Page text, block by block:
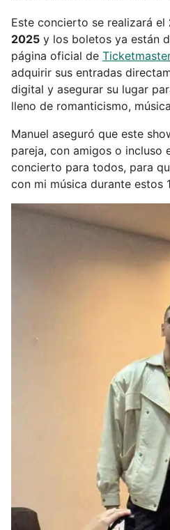
Este concierto se realizará el
2025 y los boletos ya están
página oficial de Ticketmaster
adquirir sus entradas
digital y asegurar su lugar
lleno de romanticismo,
Manuel aseguró que este
pareja, con amigos o incluso
concierto para todos, para
con mi música durante estos